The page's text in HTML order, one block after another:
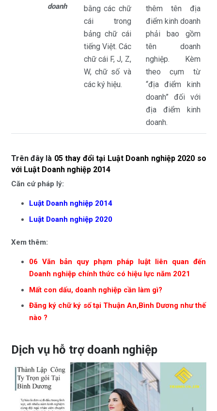
doanh
bằng các chữ
cái trong
bảng chữ cái
tiếng Việt. Các
chữ cái F, J, Z,
W, chữ số và
các ký hiệu.
thêm tên địa
điểm kinh doanh
phải bao gồm
tên doanh
nghiệp. Kèm
theo cụm từ
“địa điểm kinh
doanh” đối với
địa điểm kinh
doanh.
Trên đây là 05 thay đổi tại Luật Doanh nghiệp 2020 so
với Luật Doanh nghiệp 2014
Căn cứ pháp lý:
Luật Doanh nghiệp 2014
Luật Doanh nghiệp 2020
Xem thêm:
06 Văn bản quy phạm pháp luật liên quan đến
Doanh nghiệp chính thức có hiệu lực năm 2021
Mất con dấu, doanh nghiệp cần làm gì?
Đăng ký chữ ký số tại Thuận An,Bình Dương như thế
nào ?
Dịch vụ hỗ trợ doanh nghiệp